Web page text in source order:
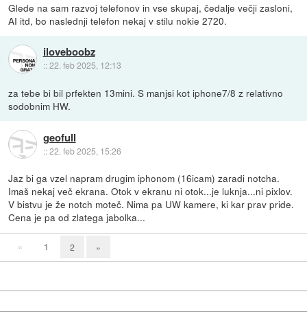
Glede na sam razvoj telefonov in vse skupaj, čedalje večji zasloni,
AI itd, bo naslednji telefon nekaj v stilu nokie 2720.
iloveboobz
::22. feb 2025, 12:13
za tebe bi bil prfekten 13mini. S manjsi kot iphone7/8 z relativno
sodobnim HW.
geofull
::22. feb 2025, 15:26
Jaz bi ga vzel napram drugim iphonom (16icam) zaradi notcha.
Imaš nekaj več ekrana. Otok v ekranu ni otok...je luknja...ni pixlov.
V bistvu je že notch moteč. Nima pa UW kamere, ki kar prav pride.
Cena je pa od zlatega jabolka...
« 1 2 »